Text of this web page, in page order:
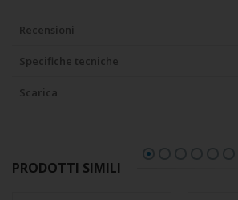
Recensioni
Specifiche tecniche
Scarica
PRODOTTI SIMILI